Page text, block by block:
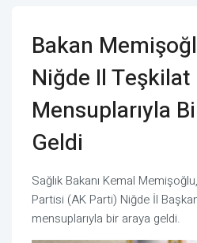
Bakan
Niğde Il Teşkilat
Mensuplarıyla
Geldi
Sağlık Bakanı Kemal
Partisi (AK Parti) Niğde İl
mensuplarıyla bir araya geldi.